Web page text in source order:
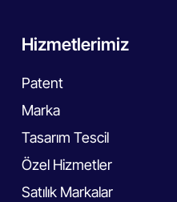
Hizmetlerimiz
Patent
Marka
Tasarım Tescil
Özel Hizmetler
Satılık Markalar